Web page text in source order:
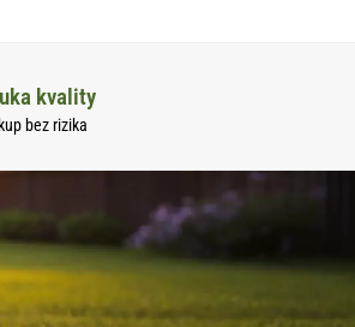
kvality
bez rizika